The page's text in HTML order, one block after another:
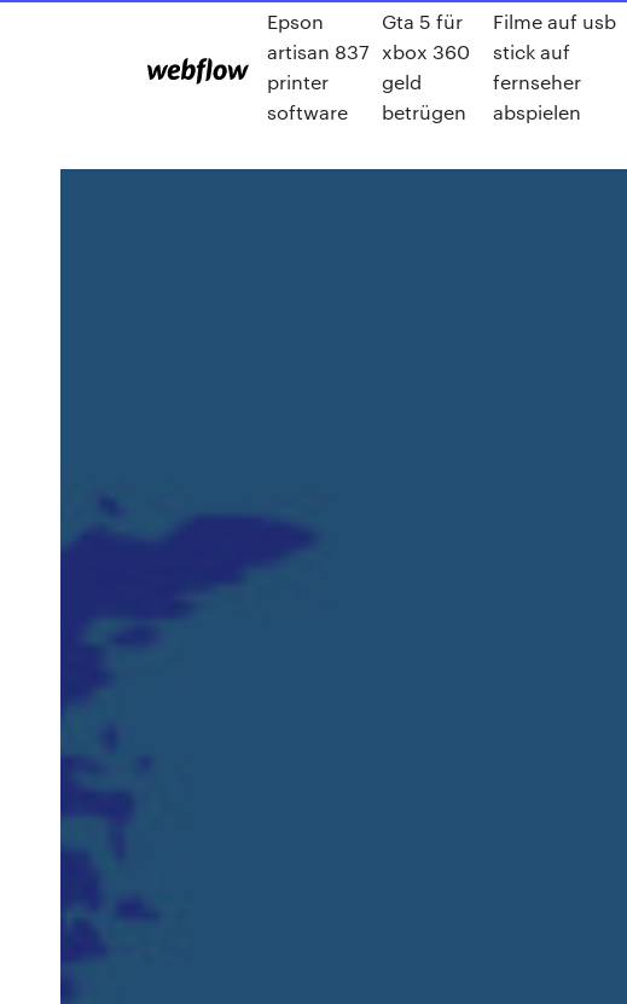
Epson
artisan 837
printer
software
Gta 5 für
xbox 360
geld
betrügen
Filme auf usb
stick auf
fernseher
abspielen